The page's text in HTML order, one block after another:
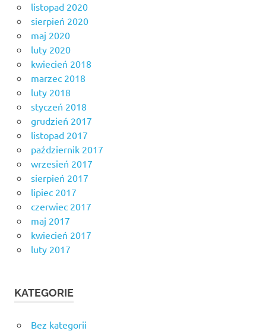
listopad 2020
sierpień 2020
maj 2020
luty 2020
kwiecień 2018
marzec 2018
luty 2018
styczeń 2018
grudzień 2017
listopad 2017
październik 2017
wrzesień 2017
sierpień 2017
lipiec 2017
czerwiec 2017
maj 2017
kwiecień 2017
luty 2017
KATEGORIE
Bez kategorii